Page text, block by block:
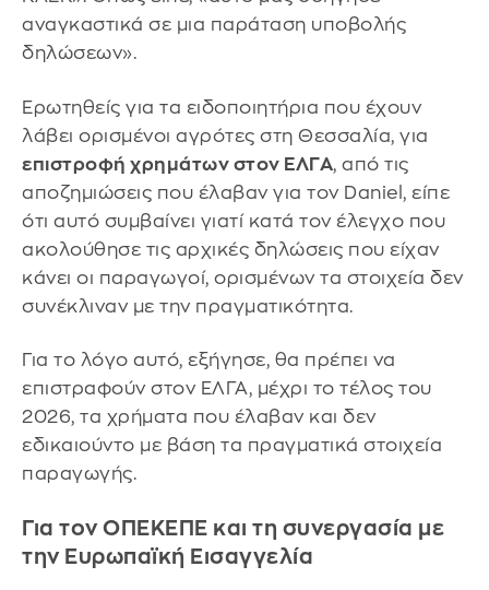
αναγκαστικά σε μια παράταση υποβολής
δηλώσεων».
Ερωτηθείς για τα ειδοποιητήρια που έχουν
λάβει ορισμένοι αγρότες στη Θεσσαλία, για
επιστροφή χρημάτων στον ΕΛΓΑ, από τις
αποζημιώσεις που έλαβαν για τον Daniel, είπε
ότι αυτό συμβαίνει γιατί κατά τον έλεγχο που
ακολούθησε τις αρχικές δηλώσεις που είχαν
κάνει οι παραγωγοί, ορισμένων τα στοιχεία δεν
συνέκλιναν με την πραγματικότητα.
Για το λόγο αυτό, εξήγησε, θα πρέπει να
επιστραφούν στον ΕΛΓΑ, μέχρι το τέλος του
2026, τα χρήματα που έλαβαν και δεν
εδικαιούντο με βάση τα πραγματικά στοιχεία
παραγωγής.
Για τον ΟΠΕΚΕΠΕ και τη συνεργασία με
την Ευρωπαϊκή Εισαγγελία